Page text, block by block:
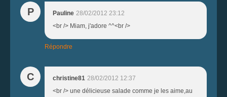
P Pauline 28/02/2012 23:12
<br /> Miam, j'adore ^^<br />
Répondre
C christine81 28/02/2012 12:37
<br /> une délicieuse salade comme je les aime,au